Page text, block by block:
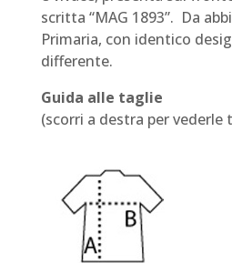
scritta “MAG 1893”. Da
Primaria, con identico
differente.
Guida alle taglie
(scorri a destra per vederle